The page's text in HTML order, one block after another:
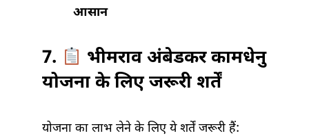
आसान
7.
भीमराव अंबेडकर कामधेनु
योजना के लिए जरूरी शर्तें
योजना का लाभ लेने के लिए ये शर्तें जरूरी हैं: